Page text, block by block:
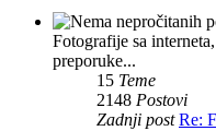
Fotografije sa
preporuke...
15 Teme
2148 Postovi
Zadnji post Re: